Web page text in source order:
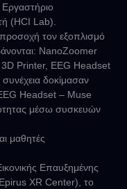
(HCI Lab).
τον εξοπλισμό
NanoZoomer
Printer, EEG Headset
δοκίμασαν
Headset – Muse
μέσω συσκευών
μαθητές
Επαυξημένης
XR Center), το